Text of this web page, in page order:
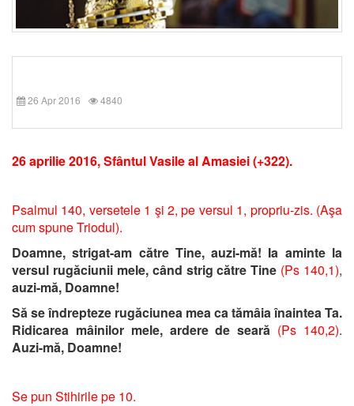
26 Apr 2016 4840
26 aprilie 2016, Sfântul Vasile al Amasiei (+322).
Psalmul 140, versetele 1 şi 2, pe versul 1, propriu-zis. (Aşa
cum spune Triodul).
Doamne, strigat-am către Tine, auzi-mă! Ia aminte la
versul rugăciunii mele, când strig către Tine (Ps 140,1),
auzi-mă, Doamne!
Să se îndrepteze rugăciunea mea ca tămâia înaintea Ta.
Ridicarea mâinilor mele, ardere de seară (Ps 140,2).
Auzi-mă, Doamne!
Se pun Stihirile pe 10.